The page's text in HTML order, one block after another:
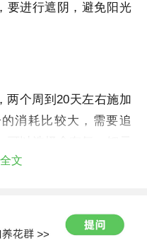
要进行遮阴，避免阳光
两个周到20天左右施加
消耗比较大，需要追
文